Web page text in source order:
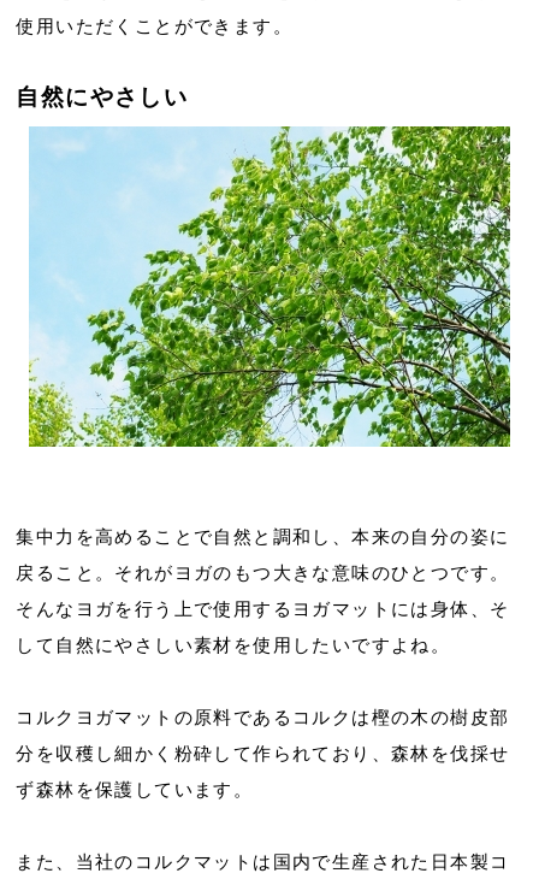
使用いただくことができます。
自然にやさしい
集中力を高めることで自然と調和し、本来の自分の姿に
戻ること。それがヨガのもつ大きな意味のひとつです。
そんなヨガを行う上で使用するヨガマットには身体、そ
して自然にやさしい素材を使用したいですよね。
コルクヨガマットの原料であるコルクは樫の木の樹皮部
分を収穫し細かく粉砕して作られており、森林を伐採せ
ず森林を保護しています。
また、当社のコルクマットは国内で生産された日本製コ